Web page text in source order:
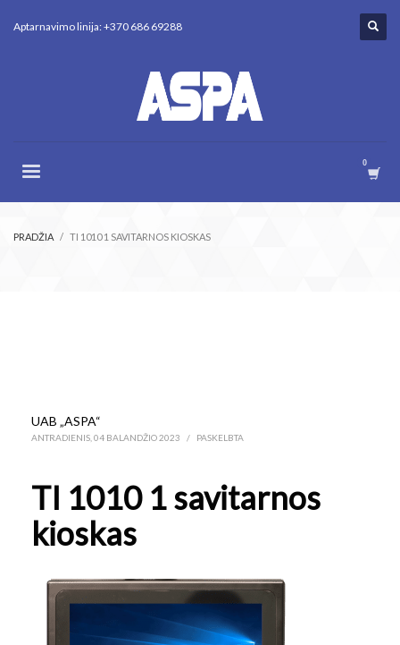
Aptarnavimo linija: +370 686 69288
PRADŽIA TI 1010 1 SAVITARNOS KIOSKAS
UAB „ASPA“
ANTRADIENIS, 04 BALANDŽIO 2023 / PASKELBTA
TI 1010 1 savitarnos
kioskas